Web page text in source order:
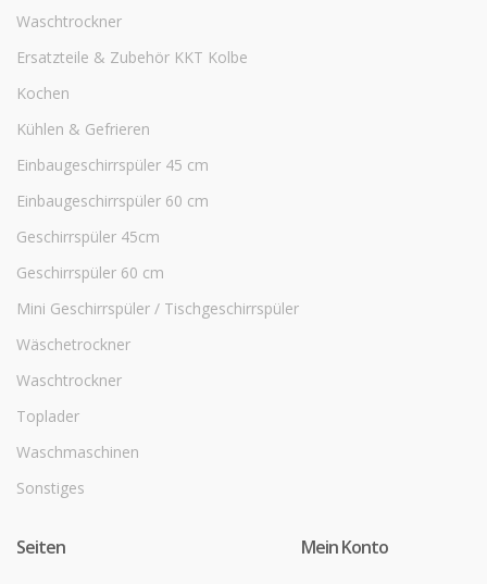
Waschtrockner
Ersatzteile & Zubehör KKT Kolbe
Kochen
Kühlen & Gefrieren
Einbaugeschirrspüler 45 cm
Einbaugeschirrspüler 60 cm
Geschirrspüler 45cm
Geschirrspüler 60 cm
Mini Geschirrspüler / Tischgeschirrspüler
Wäschetrockner
Waschtrockner
Toplader
Waschmaschinen
Sonstiges
Seiten Mein Konto